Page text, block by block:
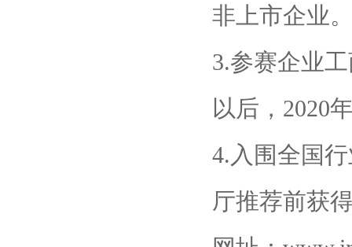
非上市企业
3.参赛企业
以后，2020
4.入围全国
厅推荐前获